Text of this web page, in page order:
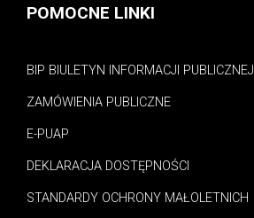
POMOCNE LINKI
BIP BIULETYN INFORMACJI PUBLICZNEJ
ZAMÓWIENIA PUBLICZNE
E-PUAP
DEKLARACJA DOSTĘPNOŚCI
STANDARDY OCHRONY MAŁOLETNICH